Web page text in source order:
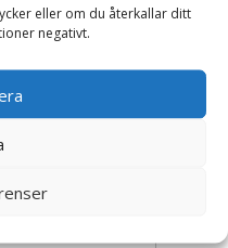
eller om du återkallar ditt
negativt.